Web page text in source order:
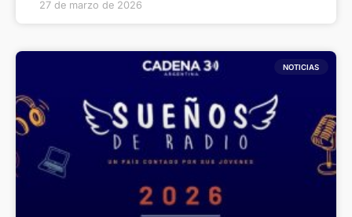
27 de marzo de 2026
NOTICIAS